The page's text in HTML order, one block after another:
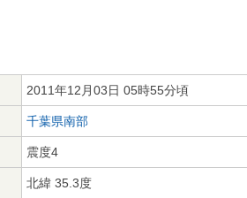
2011年12月03日 05時55分頃
千葉県南部
震度4
北緯 35.3度